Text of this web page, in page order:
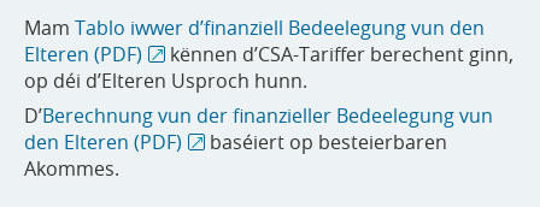
Mam Tablo iwwer d’finanziell Bedeelegung vun den
Elteren (PDF)
kënnen d’CSA-Tariffer berechent ginn,
op déi d’Elteren Usproch hunn.
D’Berechnung vun der finanzieller Bedeelegung vun
den Elteren (PDF)
baséiert op besteierbaren
Akommes.